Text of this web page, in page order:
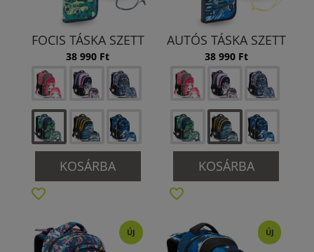
FOCIS TÁSKA SZETT
38 990 Ft
KOSÁRBA
AUTÓS TÁSKA SZETT
38 990 Ft
KOSÁRBA
ÚJ ÚJ